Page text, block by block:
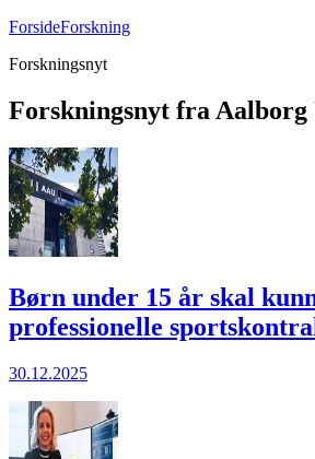
ForsideForskning
Forskningsnyt
Forskningsnyt fra
Børn under 15 år skal
professionelle
30.12.2025